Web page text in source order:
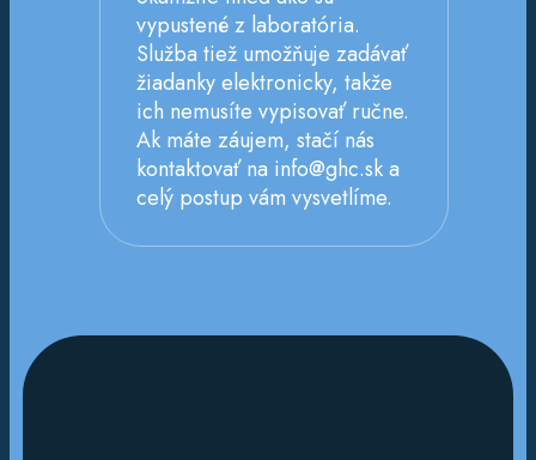
vypustené z laboratória.
Služba tiež umožňuje zadávať
žiadanky elektronicky, takže
ich nemusíte vypisovať ručne.
Ak máte záujem, stačí nás
kontaktovať na info@ghc.sk a
celý postup vám vysvetlíme.